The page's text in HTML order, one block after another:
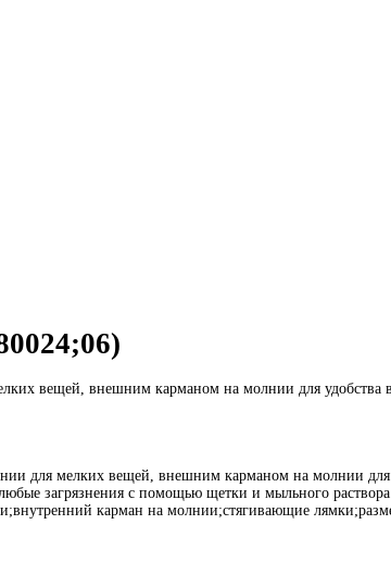
вещей, внешним карманом на молнии для удобства
для мелких вещей, внешним карманом на молнии для
загрязнения с помощью щетки и мыльного
карман на молнии;стягивающие